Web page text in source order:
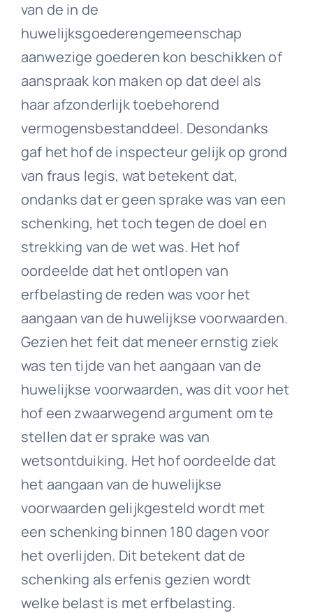
van de in de
huwelijksgoederengemeenschap
aanwezige goederen kon beschikken of
aanspraak kon maken op dat deel als
haar afzonderlijk toebehorend
vermogensbestanddeel. Desondanks
gaf het hof de inspecteur gelijk op grond
van fraus legis, wat betekent dat,
ondanks dat er geen sprake was van een
schenking, het toch tegen de doel en
strekking van de wet was. Het hof
oordeelde dat het ontlopen van
erfbelasting de reden was voor het
aangaan van de huwelijkse voorwaarden.
Gezien het feit dat meneer ernstig ziek
was ten tijde van het aangaan van de
huwelijkse voorwaarden, was dit voor het
hof een zwaarwegend argument om te
stellen dat er sprake was van
wetsontduiking. Het hof oordeelde dat
het aangaan van de huwelijkse
voorwaarden gelijkgesteld wordt met
een schenking binnen 180 dagen voor
het overlijden. Dit betekent dat de
schenking als erfenis gezien wordt
welke belast is met erfbelasting.